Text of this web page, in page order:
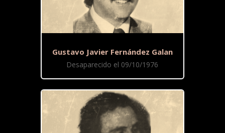
Gustavo Javier Fernández Galan
Desaparecido el 09/10/1976